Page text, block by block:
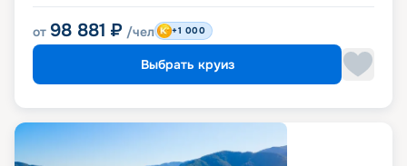
от 98 881 ₽ /чел +1 000
Выбрать круиз